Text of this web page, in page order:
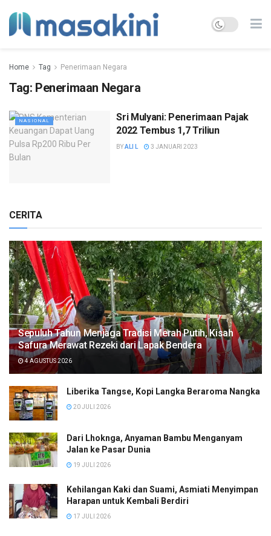
Home Tag Penerimaan Negara
Tag: Penerimaan Negara
NASIONAL
Sri Mulyani: Penerimaan Pajak
2022 Tembus 1,7 Triliun
BYALI L 3 JANUARI 2023
CERITA
Sepuluh Tahun Menjaga Tradisi Merah Putih, Kisah
Safura Merawat Rezeki dari Lapak Bendera
4 AGUSTUS 2026
Liberika Tangse, Kopi Langka Beraroma Nangka
20 JULI 2026
Dari Lhoknga, Anyaman Bambu Menganyam
Jalan ke Pasar Dunia
19 JULI 2026
Kehilangan Kaki dan Suami, Asmiati Menyimpan
Harapan untuk Kembali Berdiri
17 JULI 2026